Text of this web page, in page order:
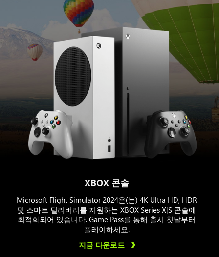
XBOX 콘솔
Microsoft Flight Simulator 2024은(는) 4K Ultra HD, HDR
및 스마트 딜리버리를 지원하는 XBOX Series X|S 콘솔에
최적화되어 있습니다. Game Pass를 통해 출시 첫날부터
플레이하세요.
지금 다운로드